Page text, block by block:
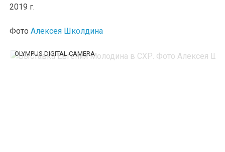
2019 г.
ФотоАлексея Школдина
OLYMPUS DIGITAL CAMERA